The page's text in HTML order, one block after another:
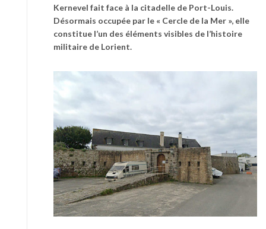
Kernevel fait face à la citadelle de Port-Louis.
Désormais occupée par le « Cercle de la Mer », elle
constitue l’un des éléments visibles de l’histoire
militaire de Lorient.